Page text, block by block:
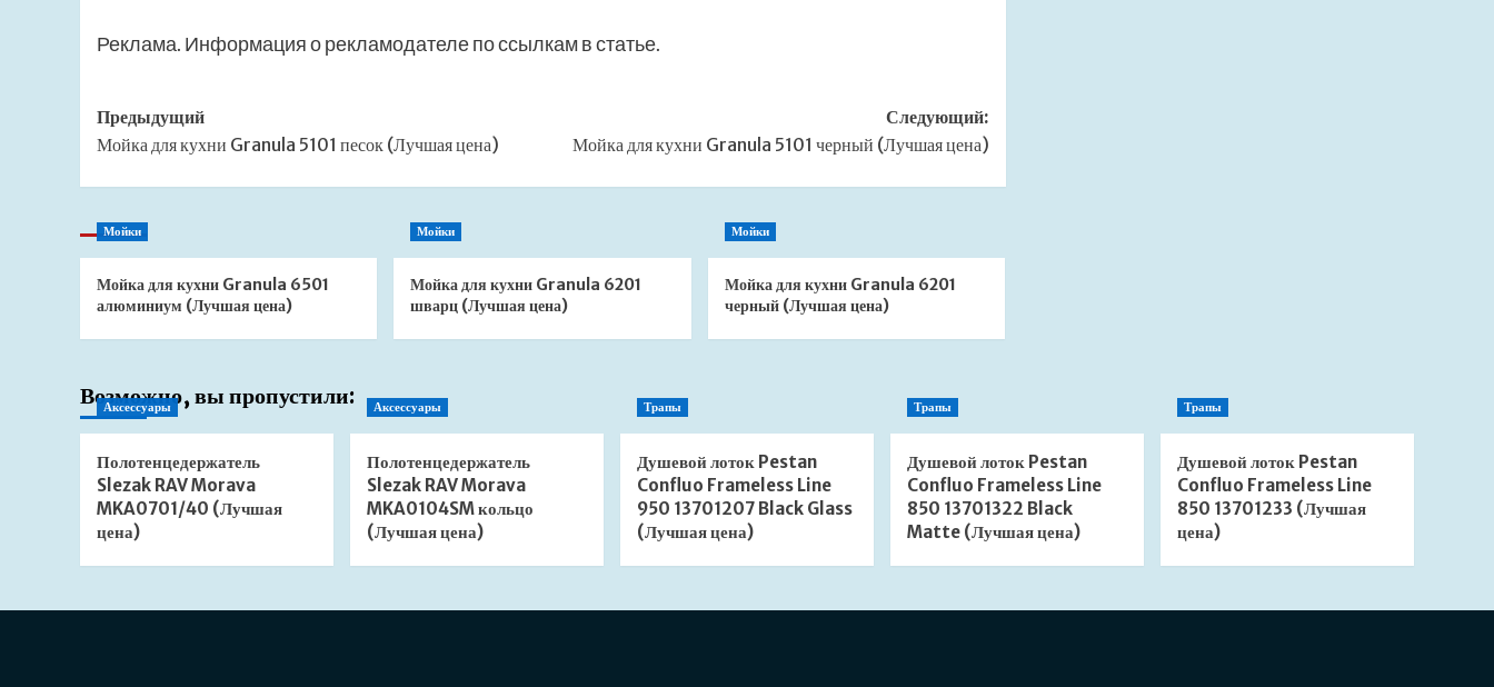
Реклама. Информация о рекламодателе по ссылкам в статье.
Навигация
записи
Предыдущий
Мойка для кухни Granula 5101 песок (Лучшая цена)
Следующий:
Мойка для кухни Granula 5101 черный (Лучшая цена)
Мойки
Мойка для кухни Granula 6501
алюминиум (Лучшая цена)
Мойки
Мойка для кухни Granula 6201
шварц (Лучшая цена)
Мойки
Мойка для кухни Granula 6201
черный (Лучшая цена)
Возможно, вы пропустили:
Аксессуары
Полотенцедержатель
Slezak RAV Morava
MKA0701/40 (Лучшая
цена)
Аксессуары
Полотенцедержатель
Slezak RAV Morava
MKA0104SM кольцо
(Лучшая цена)
Трапы
Душевой лоток Pestan
Confluo Frameless Line
950 13701207 Black Glass
(Лучшая цена)
Трапы
Душевой лоток Pestan
Confluo Frameless Line
850 13701322 Black
Matte (Лучшая цена)
Трапы
Душевой лоток Pestan
Confluo Frameless Line
850 13701233 (Лучшая
цена)